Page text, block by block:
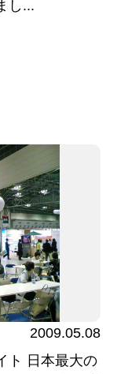
し...
2009.05.08
日本最大の